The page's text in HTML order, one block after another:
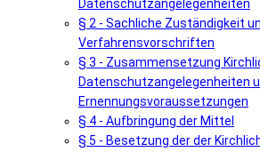
Datenschutzangelegenheiten
§ 2 - Sachliche Zuständigkeit
Verfahrensvorschriften
§ 3 - Zusammensetzung
Datenschutzangelegenheiten
Ernennungsvoraussetzungen
§ 4 - Aufbringung der Mittel
§ 5 - Besetzung der der